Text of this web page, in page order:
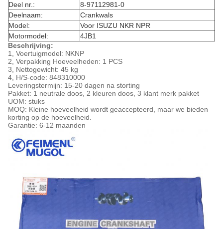
Deel nr.:
8-97112981-0
Deelnaam:
Crankwals
Model:
Voor ISUZU NKR NPR
Motormodel:
4JB1
Beschrijving:
1, Voertuigmodel: NKNP
2, Verpakking Hoeveelheden: 1 PCS
3, Nettogewicht: 45 kg
4, H/S-code: 848310000
Leveringstermijn: 15-20 dagen na storting
Pakket: 1 neutrale doos, 2 kleuren doos, 3 klant merk pakket
UOM: stuks
MOQ: Kleine hoeveelheid wordt geaccepteerd, maar we bieden
korting op de hoeveelheid.
Garantie: 6-12 maanden